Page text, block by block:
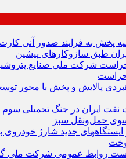
طبق سازوکارهای پیشین
حراست شرکت ملی صنایع
پالایش و پخش با محور
نفت ایران در جنگ تحمیلی سوم
سوی حمل‌ونقل سبز
ایستگاههای جدید شارژ خودروی
روابط عمومی شرکت ملی